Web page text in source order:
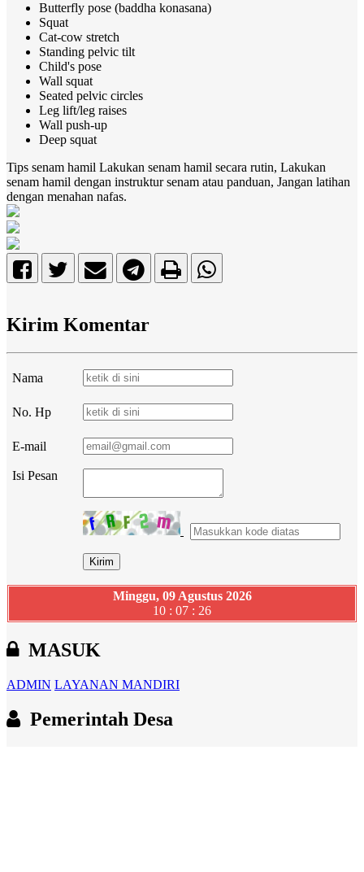
Butterfly pose (baddha konasana)
Squat
Cat-cow stretch
Standing pelvic tilt
Child's pose
Wall squat
Seated pelvic circles
Leg lift/leg raises
Wall push-up
Deep squat
Tips senam hamil Lakukan senam hamil secara rutin, Lakukan
senam hamil dengan instruktur senam atau panduan, Jangan latihan
dengan menahan nafas.
Kirim Komentar
Nama
No. Hp
E-mail
Isi Pesan
Minggu, 09 Agustus 2026
10 : 07 : 27
MASUK
ADMIN LAYANAN MANDIRI
Pemerintah Desa